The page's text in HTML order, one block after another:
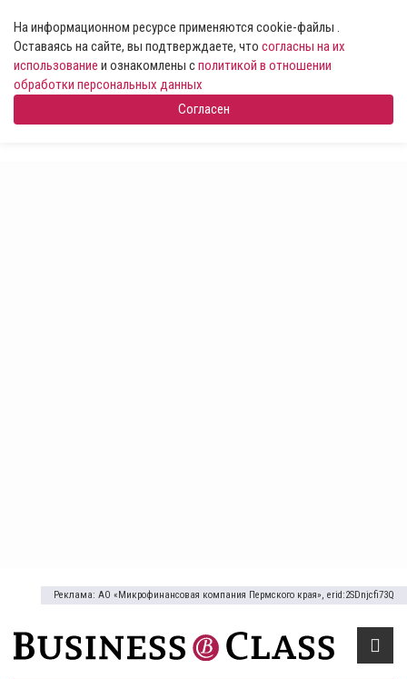
На информационном ресурсе применяются cookie-файлы .
Оставаясь на сайте, вы подтверждаете, что согласны на их
использование и ознакомлены сполитикой в отношении
обработки персональных данных
Согласен
Реклама: АО «Микрофинансовая компания Пермского края», erid:2SDnjcfi73Q